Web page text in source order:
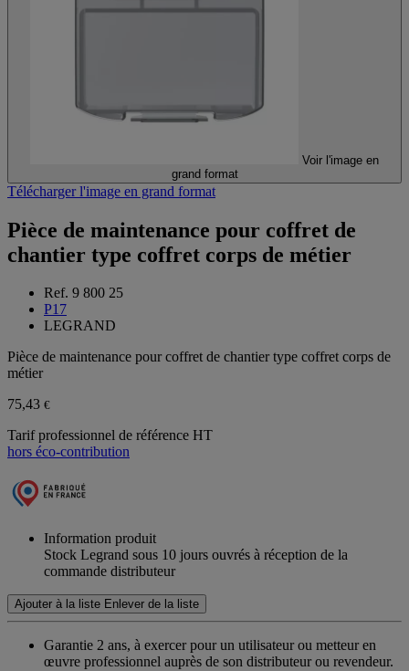
Voir l'image en
grand format
Télécharger l'image en grand format
Pièce de maintenance pour coffret de
chantier type coffret corps de métier
Ref. 9 800 25
P17
LEGRAND
Pièce de maintenance pour coffret de chantier type coffret corps de
métier
75,43 €
Tarif professionnel de référence HT
hors éco-contribution
Information produit
Stock Legrand sous 10 jours ouvrés à réception de la
commande distributeur
Ajouter à la liste Enlever de la liste
Garantie 2 ans, à exercer pour un utilisateur ou metteur en
œuvre professionnel auprès de son distributeur ou revendeur.